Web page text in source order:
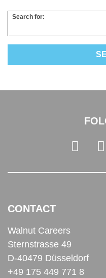
Search for:
CONTACT
Walnut Careers
Sternstrasse 49
D-40479 Düsseldorf
+49 175 449 771 8